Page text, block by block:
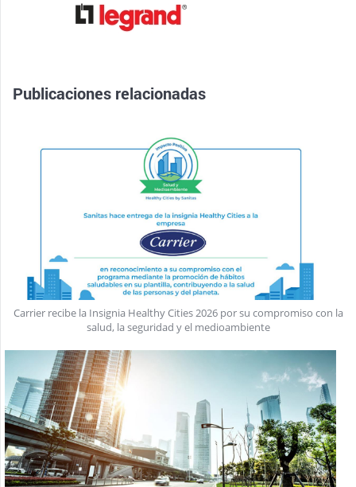
Publicaciones relacionadas
Carrier recibe la Insignia Healthy Cities 2026 por su compromiso con la
salud, la seguridad y el medioambiente